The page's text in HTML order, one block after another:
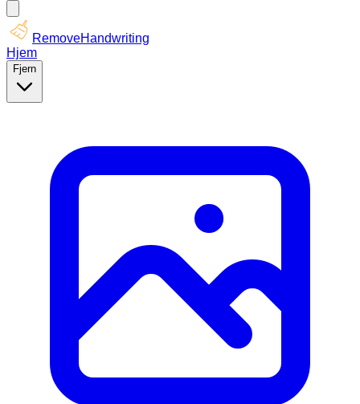
RemoveHandwriting
Hjem
Fjern